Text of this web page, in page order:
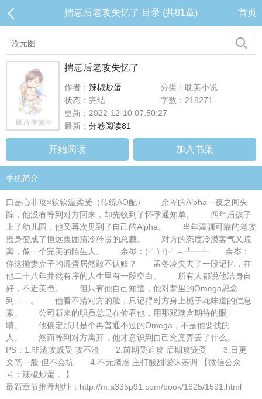
揣崽后老攻失忆了 目录 (共81章) 首页
揣崽后老攻失忆了
作者： 辣椒炒蛋
分类：耽美小说
状态：完结
字数：218271
更新：2022-12-10 07:50:27
最新： 分卷阅读81
开始阅读 加入书架
手机简介
口是心非攻×软软温柔受（传统AO配） 余岑的Alpha一夜之间失
踪，他没有等到对方回来，却先收到了怀孕通知单。 四年后孩子
上了幼儿园，他又再次见到了自己的Alpha。 当年温驯可靠的老攻
摇身变成了恒远集团清冷矜贵的总裁。 对方的态度冷漠客气又疏
离，像一个完美的陌生人。 余岑：(╯‵□′)╯︵┻━┻ 余岑：
你这抛妻弃子的混蛋居然敢不认账？ 孟冬凌失去了一段记忆，在
他二十八年井然有序的人生里有一段空白。 所有人都说他洁身自
好，不近美色。 但只有他自己知道，他对梦里的Omega思念
到……。 他看不清对方的脸，只记得对方身上栀子花味道的信息
素。 公司新来的职员总是在偷看他，用那双满含期待的眼
睛。 他确定那只是个再普通不过的Omega，不是他要找的
人。 然而等到对方离开，他才意识到自己究竟弄丢了什么。
PS：1.非渣攻贱受 攻不渣 2.前期受追攻 后期攻宠受 3.日更
文笔一般 但不会坑 4.不无脑虐 主打酸甜暧昧基调 【微信公众
号：辣椒炒蛋 。】
最新章节推荐地址：http://m.a335p91.com/book/1625/1591.html